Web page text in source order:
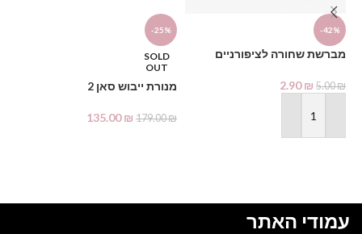
-42%
מברשת שחורה לציפורניים
5.00₪
2.90₪
הוספה לסל
-25%
SOLD
OUT
מנורת ייבוש סאן 2
179.00₪
135.00₪
עמודי האתר